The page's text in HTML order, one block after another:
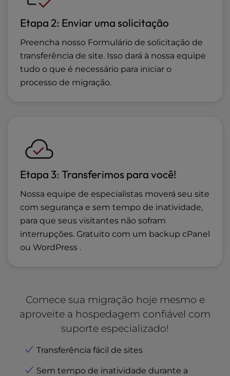
Etapa 2: Enviar uma solicitação
Preencha nosso Formulário de solicitação de
transferência de site. Isso dará à nossa equipe
tudo o que é necessário para iniciar o
processo de migração.
Etapa 3: Transferimos para você!
Nossa equipe de especialistas moverá seu site
com segurança e sem tempo de inatividade,
para que seus visitantes não sofram
interrupções. Gratuito com um backup cPanel
ou WordPress .
Comece sua migração hoje mesmo e
aproveite a hospedagem confiável com
suporte especializado!
Transferência fácil de sites
Sem tempo de inatividade durante a